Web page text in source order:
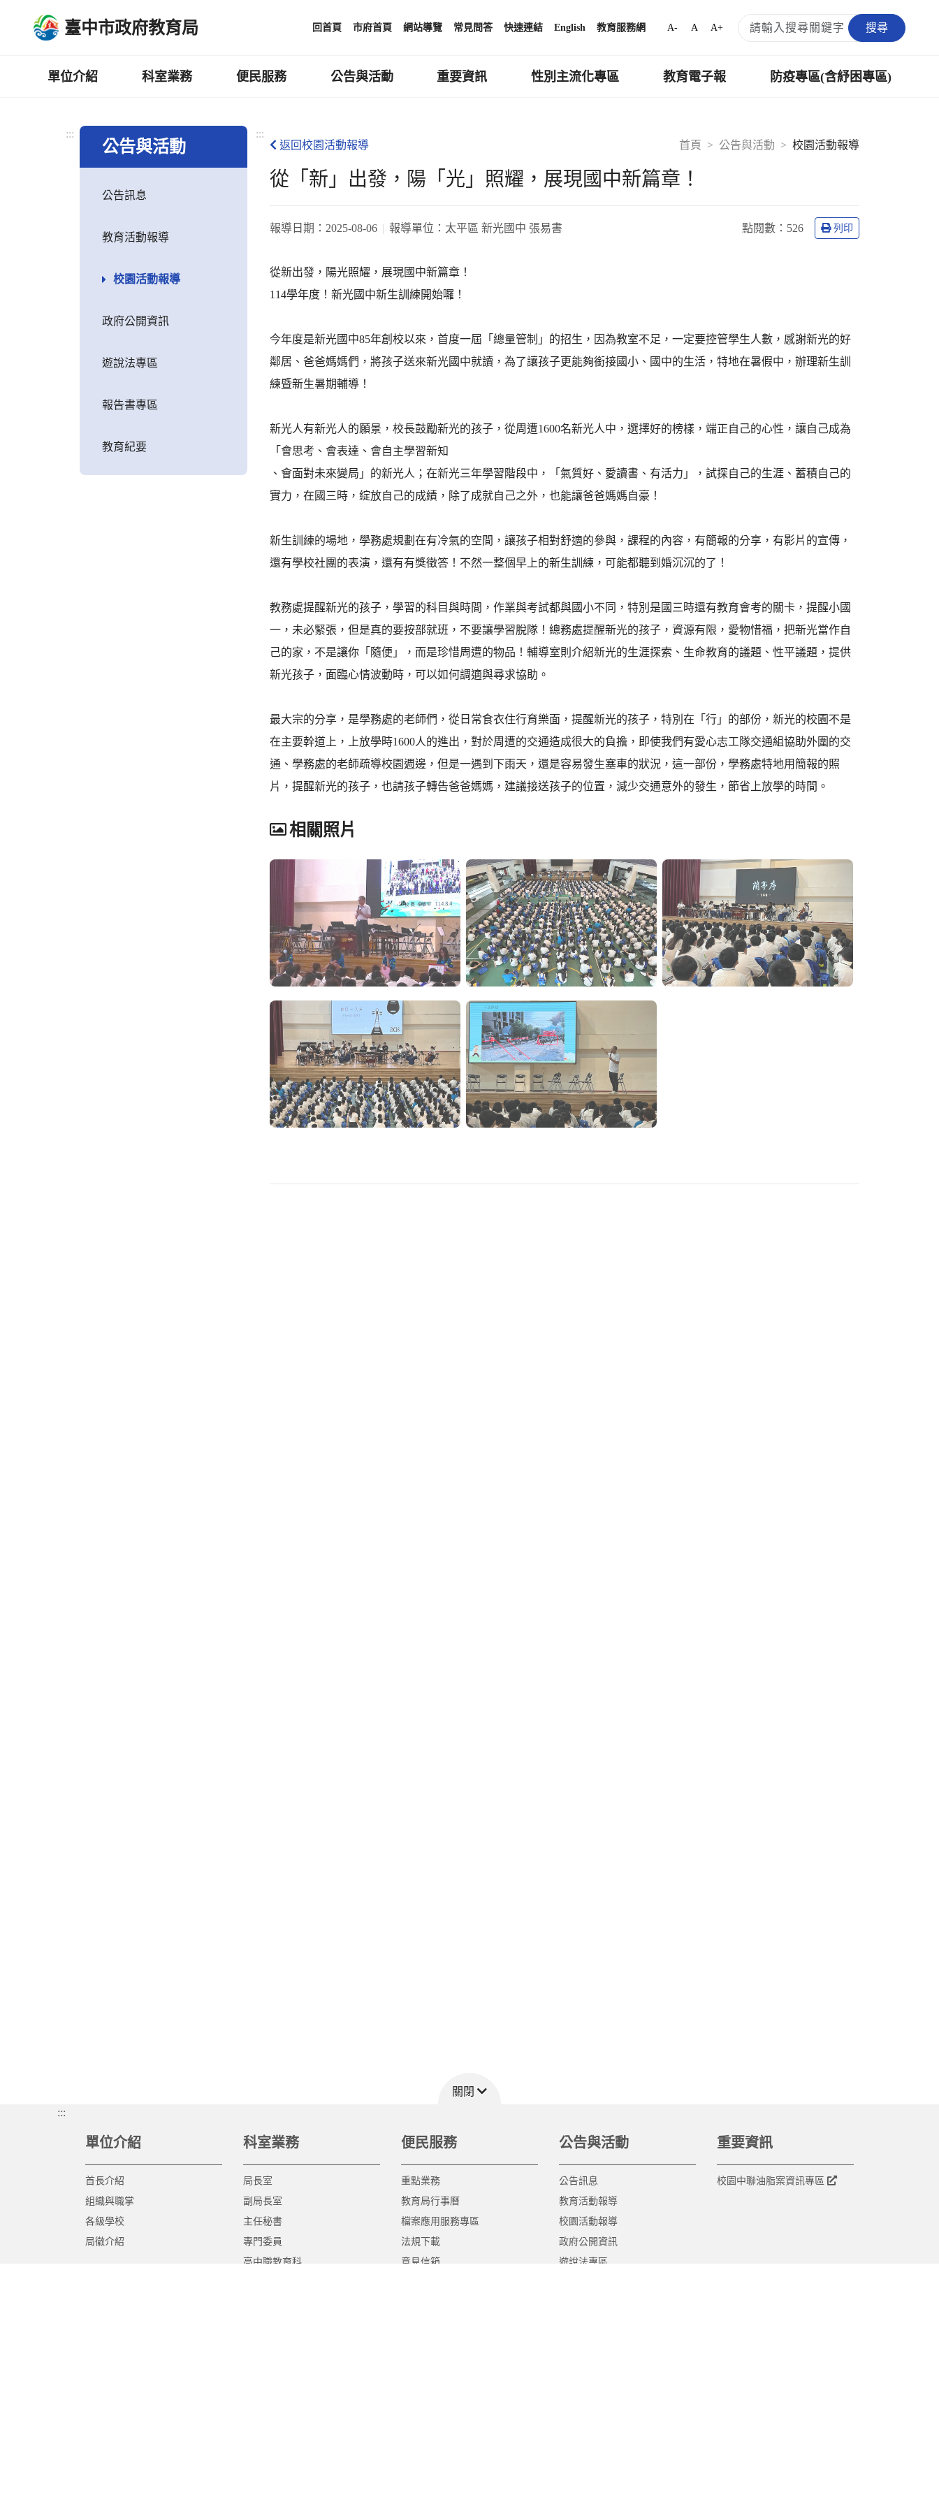
臺中市政府教育局 回首頁 市府首頁 網站導覽 常見問答 快速連結 English 教育服務網 A- A A+ 搜尋
單位介紹 科室業務 便民服務 公告與活動 重要資訊 性別主流化專區 教育電子報 防疫專區(含紓困專區)
:::
公告與活動
公告訊息
教育活動報導
校園活動報導
政府公開資訊
遊說法專區
報告書專區
教育紀要
:::
首頁
公告與活動 校園活動報導
返回校園活動報導
從「新」出發，陽「光」照耀，展現國中新篇章！
報導日期： 2025-08-06 報導單位： 太平區 新光國中 張易書 點閱數： 526 列印
從新出發，陽光照耀，展現國中新篇章！
114學年度！新光國中新生訓練開始囉！
今年度是新光國中85年創校以來，首度一屆「總量管制」的招生，因為教室不足，一定要控管學生人數，感謝新光的好
鄰居、爸爸媽媽們，將孩子送來新光國中就讀，為了讓孩子更能夠銜接國小、國中的生活，特地在暑假中，辦理新生訓
練暨新生暑期輔導！
新光人有新光人的願景，校長鼓勵新光的孩子，從周遭1600名新光人中，選擇好的榜樣，端正自己的心性，讓自己成為
「會思考、會表達、會自主學習新知
、會面對未來變局」的新光人；在新光三年學習階段中，「氣質好、愛讀書、有活力」，試探自己的生涯、蓄積自己的
實力，在國三時，綻放自己的成績，除了成就自己之外，也能讓爸爸媽媽自豪！
新生訓練的場地，學務處規劃在有冷氣的空間，讓孩子相對舒適的參與，課程的內容，有簡報的分享，有影片的宣傳，
還有學校社團的表演，還有有獎徵答！不然一整個早上的新生訓練，可能都聽到婚沉沉的了！
教務處提醒新光的孩子，學習的科目與時間，作業與考試都與國小不同，特別是國三時還有教育會考的關卡，提醒小國
一，未必緊張，但是真的要按部就班，不要讓學習脫隊！總務處提醒新光的孩子，資源有限，愛物惜福，把新光當作自
己的家，不是讓你「隨便」，而是珍惜周遭的物品！輔導室則介紹新光的生涯探索、生命教育的議題、性平議題，提供
新光孩子，面臨心情波動時，可以如何調適與尋求協助。
最大宗的分享，是學務處的老師們，從日常食衣住行育樂面，提醒新光的孩子，特別在「行」的部份，新光的校園不是
在主要幹道上，上放學時1600人的進出，對於周遭的交通造成很大的負擔，即使我們有愛心志工隊交通組協助外圍的交
通、學務處的老師疏導校園週邊，但是一遇到下雨天，還是容易發生塞車的狀況，這一部份，學務處特地用簡報的照
片，提醒新光的孩子，也請孩子轉告爸爸媽媽，建議接送孩子的位置，減少交通意外的發生，節省上放學的時間。
相關照片
關閉
:::
單位介紹
首長介紹
組織與職掌
各級學校
局徽介紹
科室業務
局長室
副局長室
主任秘書
專門委員
高中職教育科
便民服務
重點業務
教育局行事曆
檔案應用服務專區
法規下載
意見信箱
公告與活動
公告訊息
教育活動報導
校園活動報導
政府公開資訊
遊說法專區
重要資訊
校園中聯油脂案資訊專區